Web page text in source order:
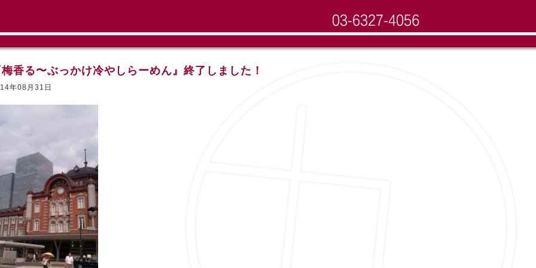
香る〜ぶっかけ冷やしらーめん』終了しました！
年08月31日